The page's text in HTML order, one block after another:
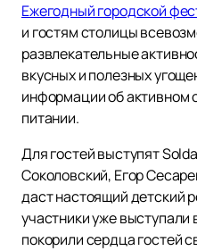
Ежегодный городской
и гостям столицы
развлекательные
вкусных и полезных
информации об активном
питании.
Для гостей выступят
Соколовский, Егор
даст настоящий детский
участники уже выступали
покорили сердца гостей